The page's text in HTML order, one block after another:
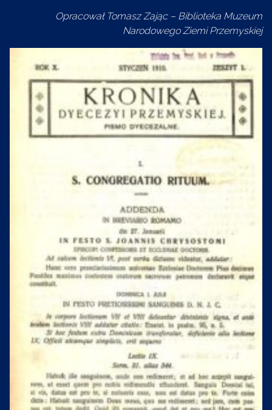
Opracował Tomasz Zając – Biblioteka Muzeum
Narodowego Ziemi Przemyskiej